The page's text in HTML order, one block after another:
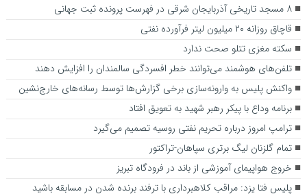
۸ مسجد تاریخی آذربایجان شرقی در فهرست پرونده ثبت جهانی
قاچاق روزانه ۲۰ میلیون لیتر فرآورده نفتی
سکته مغزی تتلو صحت ندارد
تلفن‌های هوشمند می‌توانند خطر افسردگی سالمندان را افزایش دهند
واکنش پلیس به وارونه‌سازی برخی گزارش‌ها توسط رسانه‌های خارج‌نشین
برنامه وداع با پیکر رهبر شهید به تعویق افتاد
ترامپ امروز درباره تحریم نفتی روسیه تصمیم می‌گیرد
تمام گلزنان لیگ‌ برتری سپاهان-تراکتور
خروج هواپیمای آموزشی از باند در فرودگاه تبریز
پلیس فتا یزد: مراقب کلاهبرداری با ترفند برنده شدن در مسابقه باشید